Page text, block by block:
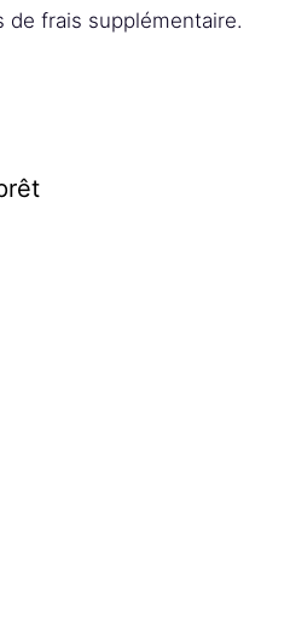
de frais supplémentaire.